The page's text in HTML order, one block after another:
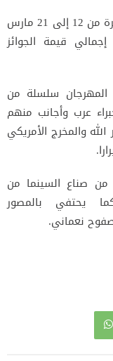
وتقام الدورة الأولى من المهرجان في الفترة من 12 إلى 21 مارس
قيمة الجوائز
المهرجان سلسلة من
عرب وأجانب منهم
والمخرج الأمريكي
من صناع السينما من
يحتفي بالمصور
نعماني.